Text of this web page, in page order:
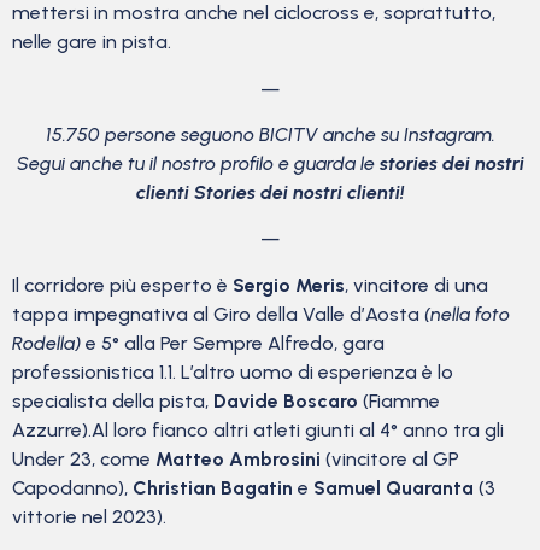
mettersi in mostra anche nel ciclocross e, soprattutto,
nelle gare in pista.
—
15.750 persone seguono BICITV anche su Instagram.
Segui anche tu il nostro profilo e guarda le stories dei nostri
clienti Stories dei nostri clienti!
—
Il corridore più esperto è Sergio Meris, vincitore di una
tappa impegnativa al Giro della Valle d’Aosta (nella foto
Rodella) e 5° alla Per Sempre Alfredo, gara
professionistica 1.1. L’altro uomo di esperienza è lo
specialista della pista, Davide Boscaro (Fiamme
Azzurre).Al loro fianco altri atleti giunti al 4° anno tra gli
Under 23, come Matteo Ambrosini (vincitore al GP
Capodanno), Christian Bagatin e Samuel Quaranta (3
vittorie nel 2023).